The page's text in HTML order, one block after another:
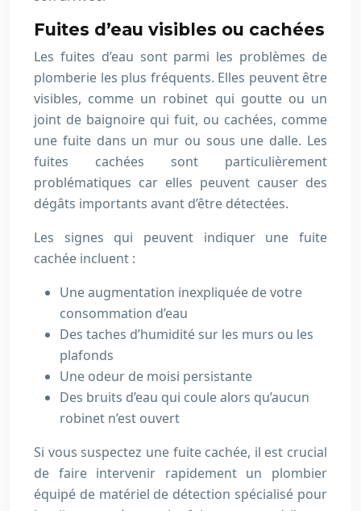
Fuites d’eau visibles ou cachées
Les fuites d’eau sont parmi les problèmes de
plomberie les plus fréquents. Elles peuvent être
visibles, comme un robinet qui goutte ou un
joint de baignoire qui fuit, ou cachées, comme
une fuite dans un mur ou sous une dalle. Les
fuites cachées sont particulièrement
problématiques car elles peuvent causer des
dégâts importants avant d’être détectées.
Les signes qui peuvent indiquer une fuite
cachée incluent :
Une augmentation inexpliquée de votre
consommation d’eau
Des taches d’humidité sur les murs ou les
plafonds
Une odeur de moisi persistante
Des bruits d’eau qui coule alors qu’aucun
robinet n’est ouvert
Si vous suspectez une fuite cachée, il est crucial
de faire intervenir rapidement un plombier
équipé de matériel de détection spécialisé pour